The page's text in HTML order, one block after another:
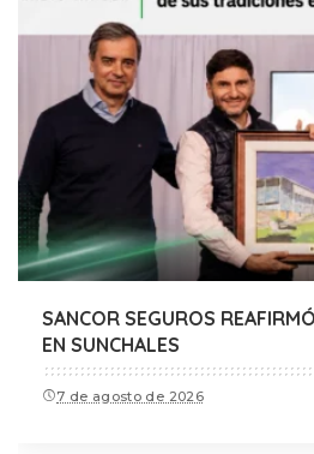
SANCOR SEGUROS
EN SUNCHALES
7 de agosto de 2026